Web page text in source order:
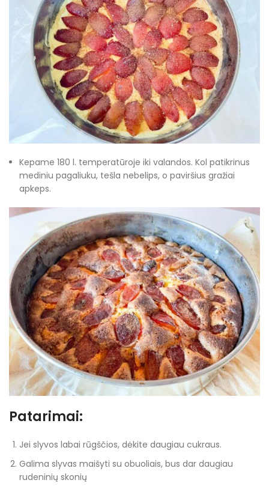
Kepame 180 l. temperatūroje iki valandos. Kol patikrinus
mediniu pagaliuku, tešla nebelips, o paviršius gražiai
apkeps.
Patarimai:
Jei slyvos labai rūgščios, dėkite daugiau cukraus.
Galima slyvas maišyti su obuoliais, bus dar daugiau
rudeninių skonių